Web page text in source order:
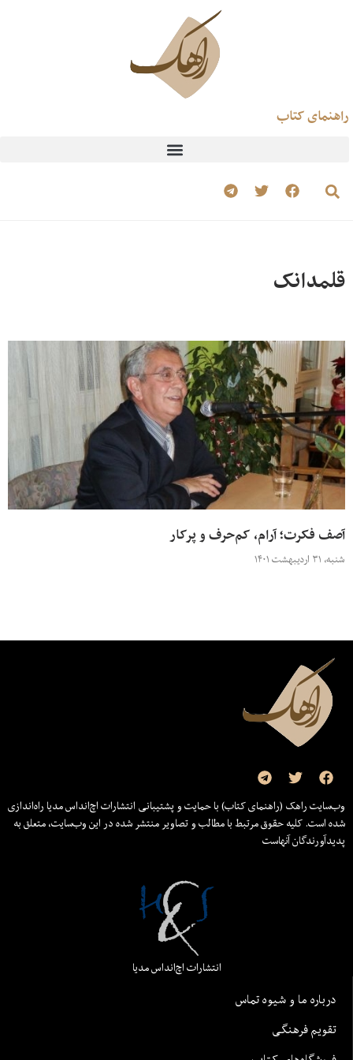
راهنمای کتاب
قلمدانک
آصف فکرت؛ آرام، کم‌حرف و پرکار
شنبه، ۳۱ اردیبهشت ۱۴۰۱
وب‌سایت راهک (راهنمای کتاب) با حمایت و پشتیبانی انتشارات اچ‌اند‌اس مدیا راه‌اندازی
شده است. کلیه حقوق مرتبط با مطالب و تصاویر منتشر شده در این وب‌سایت، متعلق به
پدیدآورندگان آنهاست
انتشارات اچ‌اند‌اس مدیا
درباره ما و شیوه تماس
تقویم فرهنگی